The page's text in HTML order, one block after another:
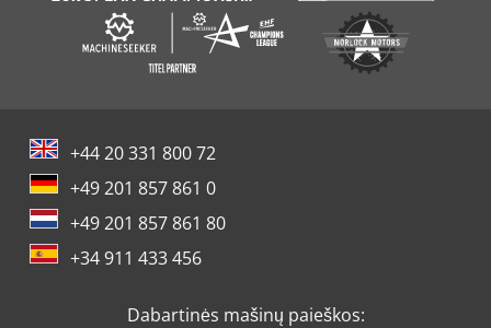
+44 20 331 800 72
+49 201 857 861 0
+49 201 857 861 80
+34 911 433 456
Dabartinės mašinų paieškos: